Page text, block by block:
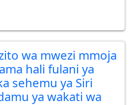
wa mwezi mmoja
hali fulani ya
sehemu ya Siri
ya wakati wa